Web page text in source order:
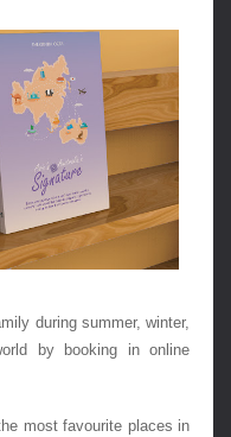
during summer, winter,
by booking in online
most favourite places in